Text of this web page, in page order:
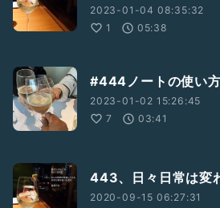
2023-01-04 08:35:32
1
05:38
#444ノートの使い方
2023-01-02 15:26:45
7
03:41
443、日々日常は変
2020-09-15 06:27:31